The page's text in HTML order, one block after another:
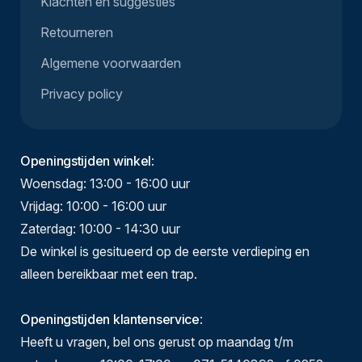
Retourneren
Algemene voorwaarden
Privacy policy
Openingstijden winkel:
Woensdag: 13:00 - 16:00 uur
Vrijdag: 10:00 - 16:00 uur
Zaterdag: 10:00 - 14:30 uur
De winkel is gesitueerd op de eerste verdieping en
alleen bereikbaar met een trap.
Openingstijden klantenservice:
Heeft u vragen, bel ons gerust op maandag t/m